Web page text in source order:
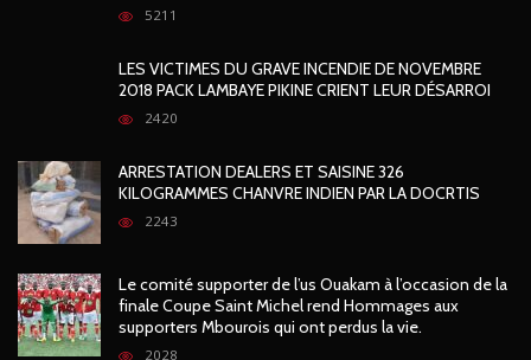
5211
LES VICTIMES DU GRAVE INCENDIE DE NOVEMBRE
2018 PACK LAMBAYE PIKINE CRIENT LEUR DÉSARROI
2420
ARRESTATION DEALERS ET SAISINE 326
KILOGRAMMES CHANVRE INDIEN PAR LA DOCRTIS
2243
Le comité supporter de l’us Ouakam à l’occasion de la
finale Coupe Saint Michel rend Hommages aux
supporters Mbourois qui ont perdus la vie.
2028